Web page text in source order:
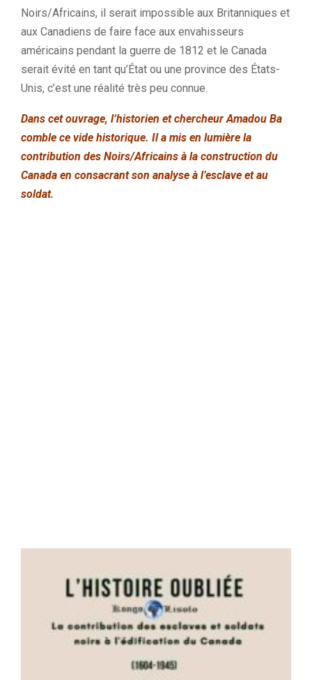
Noirs/Africains, il serait impossible aux Britanniques et
aux Canadiens de faire face aux envahisseurs
américains pendant la guerre de 1812 et le Canada
serait évité en tant qu’État ou une province des États-
Unis, c’est une réalité très peu connue.
Dans cet ouvrage, l’historien et chercheur Amadou Ba
comble ce vide historique. Il a mis en lumière la
contribution des Noirs/Africains à la construction du
Canada en consacrant son analyse à l’esclave et au
soldat.